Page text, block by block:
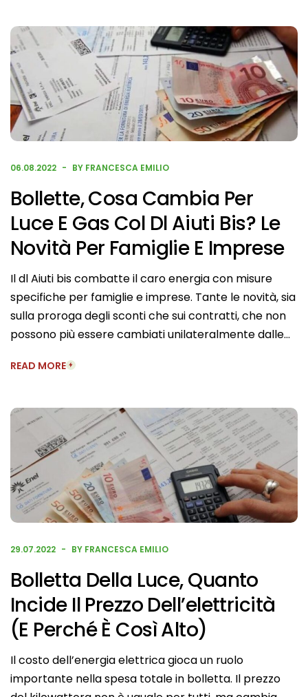
06.08.2022 BY FRANCESCA EMILIO
Bollette, Cosa Cambia Per
Luce E Gas Col Dl Aiuti Bis? Le
Novità Per Famiglie E Imprese
Il dl Aiuti bis combatte il caro energia con misure
specifiche per famiglie e imprese. Tante le novità, sia
sulla proroga degli sconti che sui contratti, che non
possono più essere cambiati unilateralmente dalle…
READ MORE
29.07.2022 BY FRANCESCA EMILIO
Bolletta Della Luce, Quanto
Incide Il Prezzo Dell’elettricità
(e Perché È Così Alto)
Il costo dell’energia elettrica gioca un ruolo
importante nella spesa totale in bolletta. Il prezzo